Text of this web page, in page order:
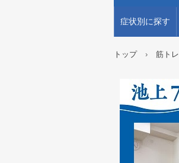
症状別に探す
トップ › 筋トレ